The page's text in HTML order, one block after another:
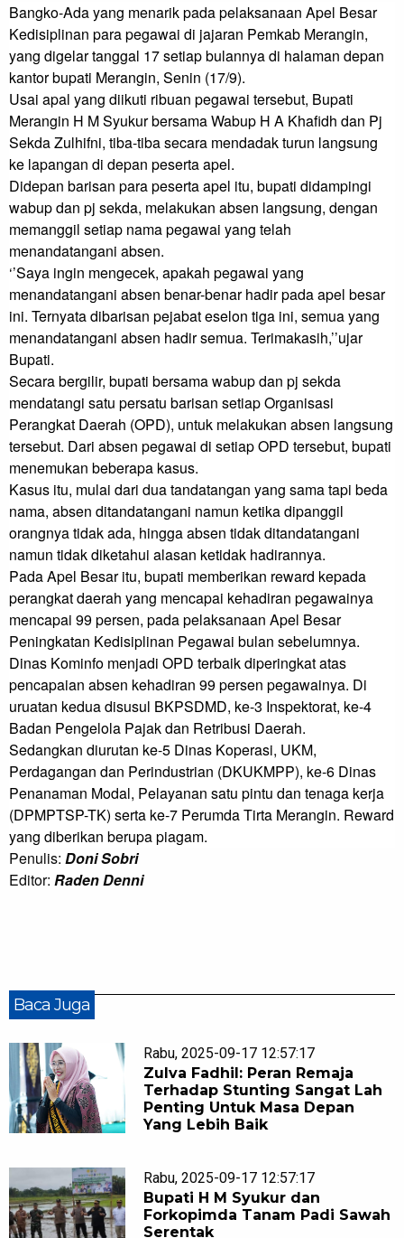
Bangko-Ada yang menarik pada pelaksanaan Apel Besar
Kedisiplinan para pegawai di jajaran Pemkab Merangin,
yang digelar tanggal 17 setiap bulannya di halaman depan
kantor bupati Merangin, Senin (17/9).
Usai apal yang diikuti ribuan pegawai tersebut, Bupati
Merangin H M Syukur bersama Wabup H A Khafidh dan Pj
Sekda Zulhifni, tiba-tiba secara mendadak turun langsung
ke lapangan di depan peserta apel.
Didepan barisan para peserta apel itu, bupati didampingi
wabup dan pj sekda, melakukan absen langsung, dengan
memanggil setiap nama pegawai yang telah
menandatangani absen.
‘’Saya ingin mengecek, apakah pegawai yang
menandatangani absen benar-benar hadir pada apel besar
ini. Ternyata dibarisan pejabat eselon tiga ini, semua yang
menandatangani absen hadir semua. Terimakasih,’’ujar
Bupati.
Secara bergilir, bupati bersama wabup dan pj sekda
mendatangi satu persatu barisan setiap Organisasi
Perangkat Daerah (OPD), untuk melakukan absen langsung
tersebut. Dari absen pegawai di setiap OPD tersebut, bupati
menemukan beberapa kasus.
Kasus itu, mulai dari dua tandatangan yang sama tapi beda
nama, absen ditandatangani namun ketika dipanggil
orangnya tidak ada, hingga absen tidak ditandatangani
namun tidak diketahui alasan ketidak hadirannya.
Pada Apel Besar itu, bupati memberikan reward kepada
perangkat daerah yang mencapai kehadiran pegawainya
mencapai 99 persen, pada pelaksanaan Apel Besar
Peningkatan Kedisiplinan Pegawai bulan sebelumnya.
Dinas Kominfo menjadi OPD terbaik diperingkat atas
pencapaian absen kehadiran 99 persen pegawainya. Di
uruatan kedua disusul BKPSDMD, ke-3 Inspektorat, ke-4
Badan Pengelola Pajak dan Retribusi Daerah.
Sedangkan diurutan ke-5 Dinas Koperasi, UKM,
Perdagangan dan Perindustrian (DKUKMPP), ke-6 Dinas
Penanaman Modal, Pelayanan satu pintu dan tenaga kerja
(DPMPTSP-TK) serta ke-7 Perumda Tirta Merangin. Reward
yang diberikan berupa piagam.
Penulis: Doni Sobri
Editor: Raden Denni
Baca Juga
Rabu, 2025-09-17 12:57:17
Zulva Fadhil: Peran Remaja
Terhadap Stunting Sangat Lah
Penting Untuk Masa Depan
Yang Lebih Baik
Rabu, 2025-09-17 12:57:17
Bupati H M Syukur dan
Forkopimda Tanam Padi Sawah
Serentak